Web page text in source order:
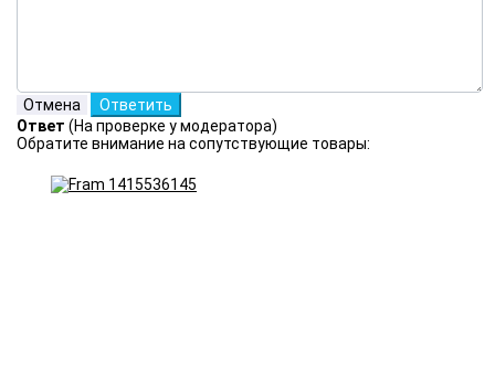
Ответ (На проверке у модератора)
Обратите внимание на сопутствующие товары: